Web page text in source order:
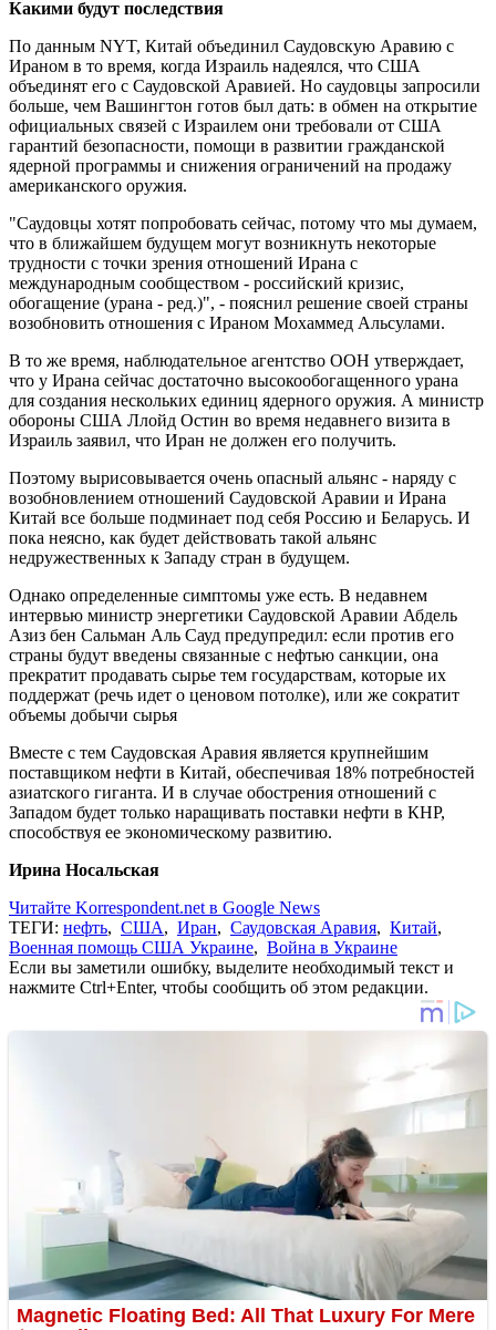
Какими будут последствия
По данным NYT, Китай объединил Саудовскую Аравию с
Ираном в то время, когда Израиль надеялся, что США
объединят его с Саудовской Аравией. Но саудовцы запросили
больше, чем Вашингтон готов был дать: в обмен на открытие
официальных связей с Израилем они требовали от США
гарантий безопасности, помощи в развитии гражданской
ядерной программы и снижения ограничений на продажу
американского оружия.
"Саудовцы хотят попробовать сейчас, потому что мы думаем,
что в ближайшем будущем могут возникнуть некоторые
трудности с точки зрения отношений Ирана с
международным сообществом - российский кризис,
обогащение (урана - ред.)", - пояснил решение своей страны
возобновить отношения с Ираном Мохаммед Альсулами.
В то же время, наблюдательное агентство ООН утверждает,
что у Ирана сейчас достаточно высокообогащенного урана
для создания нескольких единиц ядерного оружия. А министр
обороны США Ллойд Остин во время недавнего визита в
Израиль заявил, что Иран не должен его получить.
Поэтому вырисовывается очень опасный альянс - наряду с
возобновлением отношений Саудовской Аравии и Ирана
Китай все больше подминает под себя Россию и Беларусь. И
пока неясно, как будет действовать такой альянс
недружественных к Западу стран в будущем.
Однако определенные симптомы уже есть. В недавнем
интервью министр энергетики Саудовской Аравии Абдель
Азиз бен Сальман Аль Сауд предупредил: если против его
страны будут введены связанные с нефтью санкции, она
прекратит продавать сырье тем государствам, которые их
поддержат (речь идет о ценовом потолке), или же сократит
объемы добычи сырья
Вместе с тем Саудовская Аравия является крупнейшим
поставщиком нефти в Китай, обеспечивая 18% потребностей
азиатского гиганта. И в случае обострения отношений с
Западом будет только наращивать поставки нефти в КНР,
способствуя ее экономическому развитию.
Ирина Носальская
Читайте Korrespondent.net в Google News
ТЕГИ: нефть, США, Иран, Саудовская Аравия, Китай,
Военная помощь США Украине, Война в Украине
Если вы заметили ошибку, выделите необходимый текст и
нажмите Ctrl+Enter, чтобы сообщить об этом редакции.